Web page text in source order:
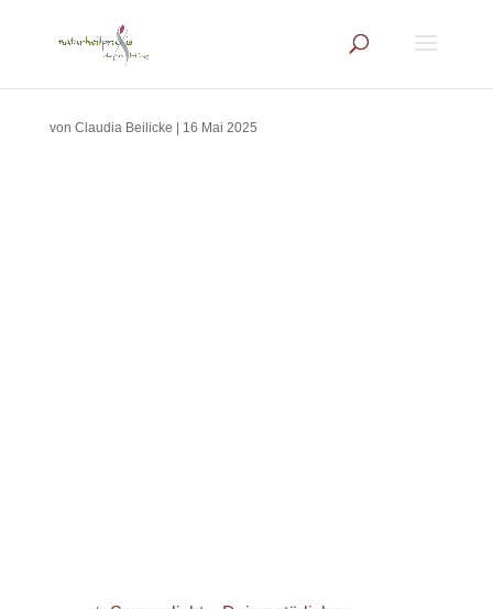
von Claudia Beilicke 16 Mai 2025